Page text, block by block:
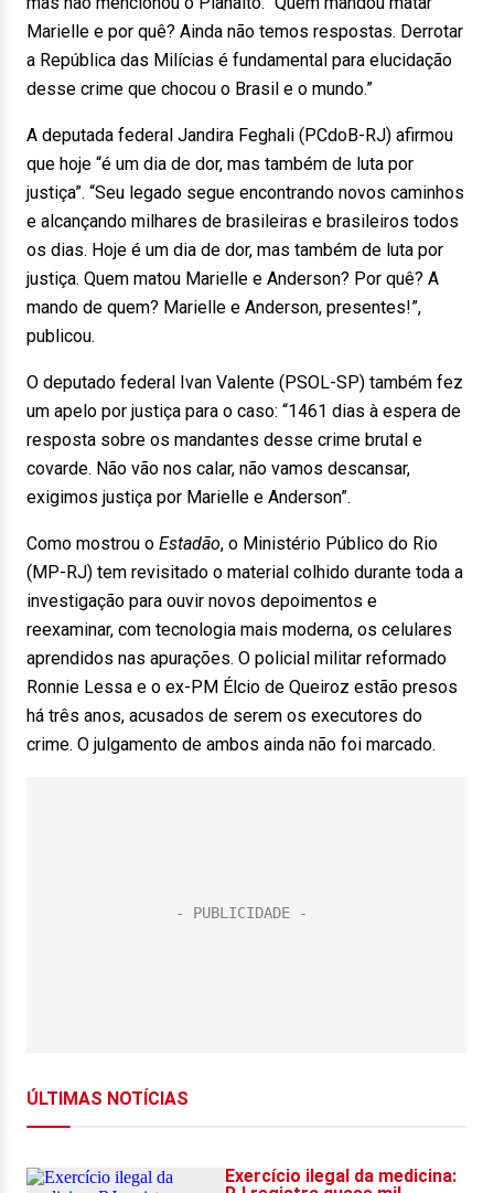
Marielle e por quê? Ainda não temos respostas. Derrotar
a República das Milícias é fundamental para elucidação
desse crime que chocou o Brasil e o mundo.”
A deputada federal Jandira Feghali (PCdoB-RJ) afirmou
que hoje “é um dia de dor, mas também de luta por
justiça”. “Seu legado segue encontrando novos caminhos
e alcançando milhares de brasileiras e brasileiros todos
os dias. Hoje é um dia de dor, mas também de luta por
justiça. Quem matou Marielle e Anderson? Por quê? A
mando de quem? Marielle e Anderson, presentes!”,
publicou.
O deputado federal Ivan Valente (PSOL-SP) também fez
um apelo por justiça para o caso: “1461 dias à espera de
resposta sobre os mandantes desse crime brutal e
covarde. Não vão nos calar, não vamos descansar,
exigimos justiça por Marielle e Anderson”.
Como mostrou o Estadão, o Ministério Público do Rio
(MP-RJ) tem revisitado o material colhido durante toda a
investigação para ouvir novos depoimentos e
reexaminar, com tecnologia mais moderna, os celulares
aprendidos nas apurações. O policial militar reformado
Ronnie Lessa e o ex-PM Élcio de Queiroz estão presos
há três anos, acusados de serem os executores do
crime. O julgamento de ambos ainda não foi marcado.